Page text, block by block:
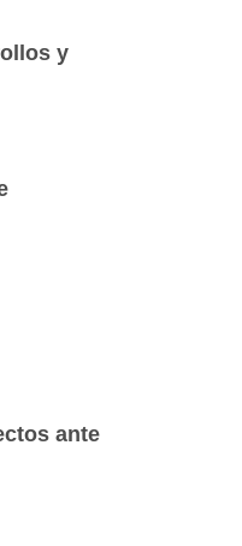
y
ante